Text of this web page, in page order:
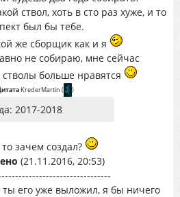
ствол, хоть в сто раз хуже, и то
был бы тебе.
же сборщик как и я
не собираю, мне сейчас
больше нравятся
KrederMartin ( )
2017-2018
зачем создал?
(21.11.2016, 20:53)
ты его уже выложил, я бы ничего